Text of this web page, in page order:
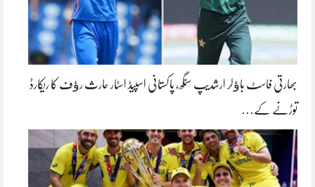
بھارتی فاسٹ باﺅلر ارشدیپ سنگھ، پاکستانی اسپیڈ اسٹار حارث رﺅف کا ریکارڈ
توڑنے کے…